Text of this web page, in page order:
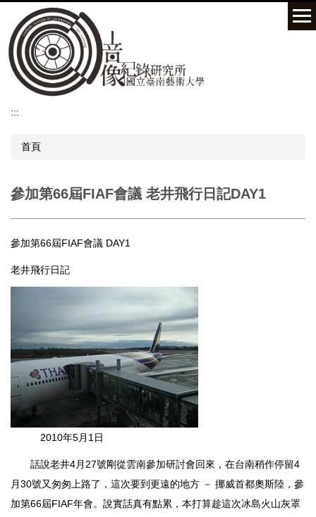
到
主
要
內
:::
首頁
參加第66屆FIAF會議 老井飛行日記DAY1
參加第66屆FIAF會議 DAY1
老井飛行日記
2010年5月1日
話說老井4月27號剛從雲南參加研討會回來，在台南稍作停留4
月30號又匆匆上路了，這次要到更遠的地方 － 挪威首都奧斯陸，參
加第66屆FIAF年會。說實話真有點累，本打算趁這次冰島火山灰罩